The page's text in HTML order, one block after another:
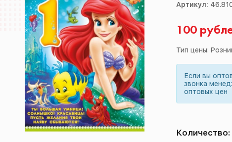
Артикул:
100
Тип цены:
Если вы
звонка
оптовых цен
Количество: